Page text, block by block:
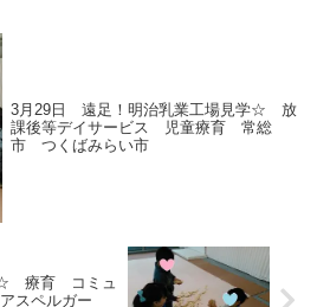
3月29日 遠足！明治乳業工場見学☆ 放
課後等デイサービス 児童療育 常総
市 つくばみらい市
☆ 療育 コミュ
スペルガー